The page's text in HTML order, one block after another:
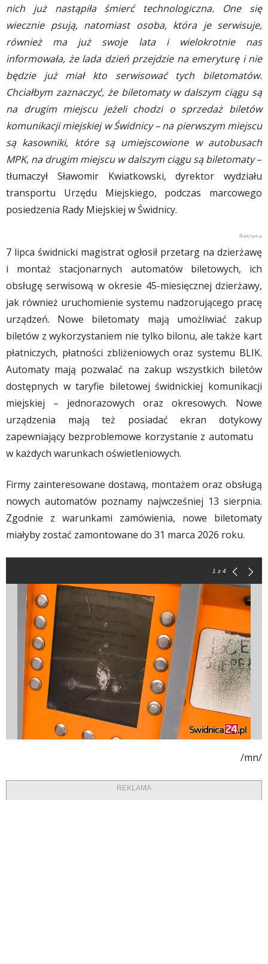
nich już nastąpiła śmierć technologiczna. One się
wiecznie psują, natomiast osoba, która je serwisuje,
również ma już swoje lata i wielokrotnie nas
informowała, że lada dzień przejdzie na emeryturę i nie
będzie już miał kto serwisować tych biletomatów.
Chciałbym zaznaczyć, że biletomaty w dalszym ciągu są
na drugim miejscu jeżeli chodzi o sprzedaż biletów
komunikacji miejskiej w Świdnicy – na pierwszym miejscu
są kasowniki, które są umiejscowione w autobusach
MPK, na drugim miejscu w dalszym ciągu są biletomaty–
tłumaczył Sławomir Kwiatkowski, dyrektor wydziału
transportu Urzędu Miejskiego, podczas marcowego
posiedzenia Rady Miejskiej w Świdnicy.
7 lipca świdnicki magistrat ogłosił przetarg na dzierżawę
i montaż stacjonarnych automatów biletowych, ich
obsługę serwisową w okresie 45-miesięcznej dzierżawy,
jak również uruchomienie systemu nadzorującego pracę
urządzeń. Nowe biletomaty mają umożliwiać zakup
biletów z wykorzystaniem nie tylko bilonu, ale także kart
płatniczych, płatności zbliżeniowych oraz systemu BLIK.
Automaty mają pozwalać na zakup wszystkich biletów
dostępnych w taryfie biletowej świdnickiej komunikacji
miejskiej – jednorazowych oraz okresowych. Nowe
urządzenia mają też posiadać ekran dotykowy
zapewniający bezproblemowe korzystanie z automatu
w każdych warunkach oświetleniowych.
Firmy zainteresowane dostawą, montażem oraz obsługą
nowych automatów poznamy najwcześniej 13 sierpnia.
Zgodnie z warunkami zamówienia, nowe biletomaty
miałyby zostać zamontowane do 31 marca 2026 roku.
1 z 4
/mn/
REKLAMA